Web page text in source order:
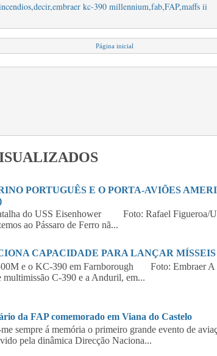
,decir,embraer kc-390 millennium,fab,FAP,maffs ii
Página inicial
PORTUGUÊS E O PORTA-AVIÕES
do USS Eisenhower Foto: Rafael Figueroa/
ao Pássaro de Ferro nã...
CAPACIDADE PARA LANÇAR
e o KC-390 em Farnborough Foto: Embraer A
multimissão C-390 e a Anduril, em...
da FAP comemorado em Viana do Castelo
sempre á memória o primeiro grande evento de
pela dinâmica Direcção Naciona...